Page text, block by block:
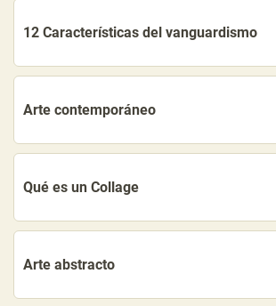
12 Características del vanguardismo
Arte contemporáneo
Qué es un Collage
Arte abstracto